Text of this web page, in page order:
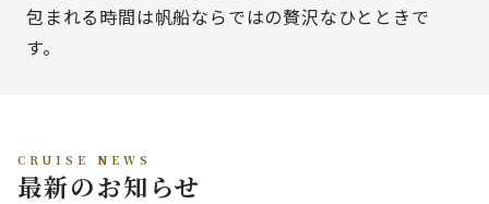
包まれる時間は帆船ならではの贅沢なひとときで
す。
CRUISE NEWS
最新のお知らせ